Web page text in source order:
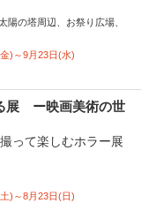
陽の塔周辺、お祭り広場、
)～9月23日(水)
展 ー映画美術の世
って楽しむホラー展
)～8月23日(日)